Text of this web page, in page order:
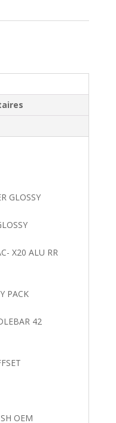
GLOSSY
X20 ALU RR
PACK
42
OEM